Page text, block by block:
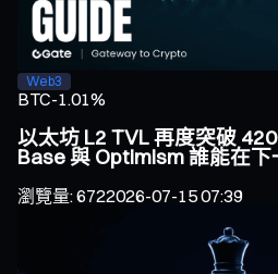
Web3
BTC-1.01%
以太坊 L2 TVL 再度突破
Base 與 Optimism 誰能在下
瀏覽量:6722026-07-15 07:39